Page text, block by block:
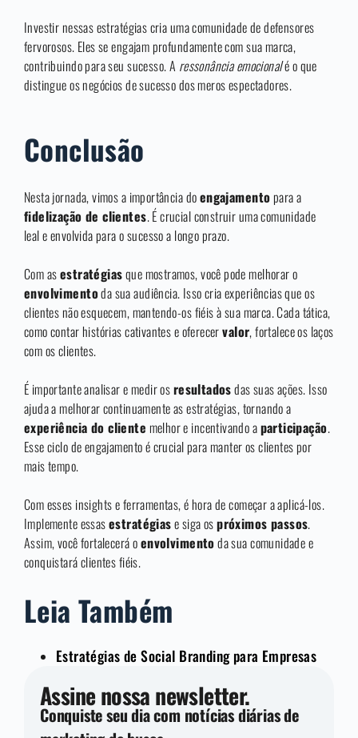
Investir nessas estratégias cria uma comunidade de defensores
fervorosos. Eles se engajam profundamente com sua marca,
contribuindo para seu sucesso. A ressonância emocionalé o que
distingue os negócios de sucesso dos meros espectadores.
Conclusão
Nesta jornada, vimos a importância doengajamentopara a
fidelização de clientes. É crucial construir uma comunidade
leal e envolvida para o sucesso a longo prazo.
Com asestratégiasque mostramos, você pode melhorar o
envolvimentoda sua audiência. Isso cria experiências que os
clientes não esquecem, mantendo-os fiéis à sua marca. Cada tática,
como contar histórias cativantes e oferecervalor, fortalece os laços
com os clientes.
É importante analisar e medir osresultadosdas suas ações. Isso
ajuda a melhorar continuamente as estratégias, tornando a
experiência do cliente melhor e incentivando aparticipação.
Esse ciclo de engajamento é crucial para manter os clientes por
mais tempo.
Com esses insights e ferramentas, é hora de começar a aplicá-los.
Implemente essasestratégiase siga ospróximos passos.
Assim, você fortalecerá oenvolvimentoda sua comunidade e
conquistará clientes fiéis.
Leia Também
Estratégias de Social Branding para Empresas
Assine nossa newsletter.
Conquiste seu dia com notícias diárias de